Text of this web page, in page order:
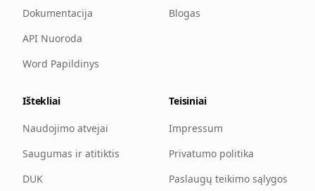
Dokumentacija
API Nuoroda
Word Papildinys
Blogas
Ištekliai
Naudojimo atvejai
Saugumas ir atitiktis
DUK
Teisiniai
Impressum
Privatumo politika
Paslaugų teikimo sąlygos